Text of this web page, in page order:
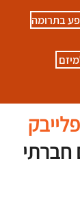
בתרומה
חברתי